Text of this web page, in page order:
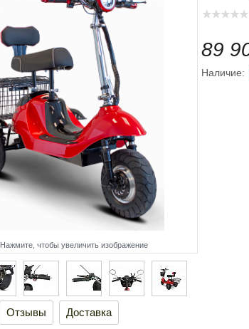
Нажмите, чтобы увеличить изображение
89
Наличие:
Отзывы Доставка